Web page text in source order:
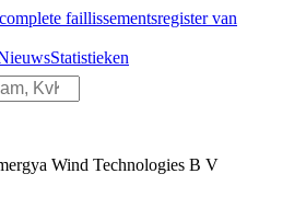
faillissementsregister van
Statistieken
Wind Technologies B V